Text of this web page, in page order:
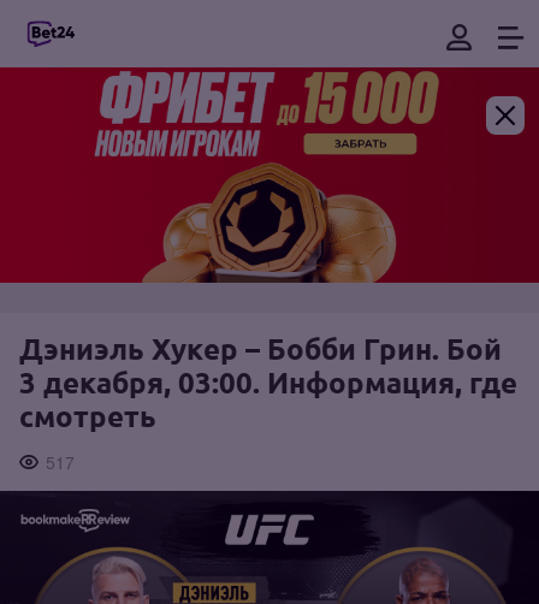
Дэниэль Хукер – Бобби Грин. Бой
3 декабря, 03:00. Информация, где
смотреть
517